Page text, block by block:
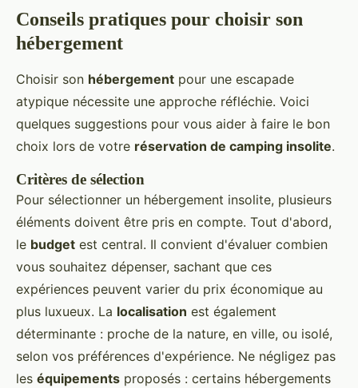
Conseils pratiques pour choisir son
hébergement
Choisir son hébergement pour une escapade
atypique nécessite une approche réfléchie. Voici
quelques suggestions pour vous aider à faire le bon
choix lors de votre réservation de camping insolite.
Critères de sélection
Pour sélectionner un hébergement insolite, plusieurs
éléments doivent être pris en compte. Tout d'abord,
le budget est central. Il convient d'évaluer combien
vous souhaitez dépenser, sachant que ces
expériences peuvent varier du prix économique au
plus luxueux. La localisation est également
déterminante : proche de la nature, en ville, ou isolé,
selon vos préférences d'expérience. Ne négligez pas
les équipements proposés : certains hébergements